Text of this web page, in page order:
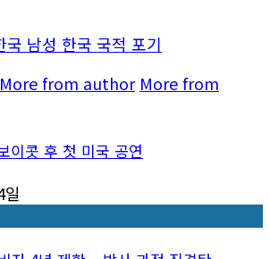
국 남성 한국 국적 포기
More from author More from
이콧 후 첫 미국 공연